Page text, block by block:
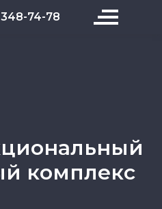
74-78
комплекс